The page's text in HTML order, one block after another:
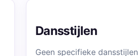
Dansstijlen
Geen specifieke dansstijlen